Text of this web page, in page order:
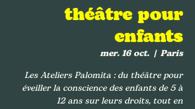
théâtre pour
enfants
mer. 16 oct.
  |
Paris
Les Ateliers Palomita : du théâtre pour
éveiller la conscience des enfants de 5 à
12 ans sur leurs droits, tout en